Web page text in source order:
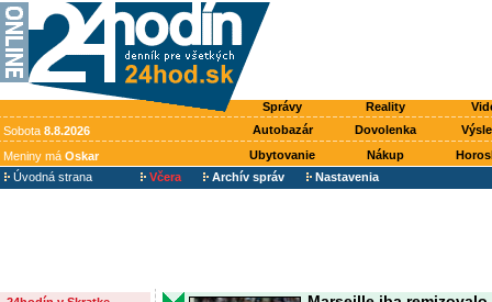
Správy Reality
Sobota 8.8.2026 Autobazár Dovolenka
Meniny má Oskar Ubytovanie Nákup
Úvodná strana
Včera Archív správ Nastavenia